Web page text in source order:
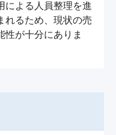
による人員整理を進
れるため、現状の売
性が十分にありま